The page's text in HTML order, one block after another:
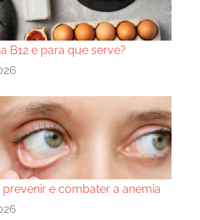
B12 e para que serve?
e combater a anemia